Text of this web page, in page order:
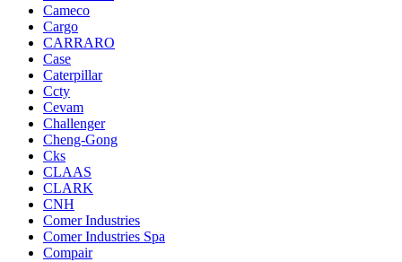
Cameco
Cargo
CARRARO
Case
Caterpillar
Ccty
Cevam
Challenger
Cheng-Gong
Cks
CLAAS
CLARK
CNH
Comer Industries
Comer Industries Spa
Compair